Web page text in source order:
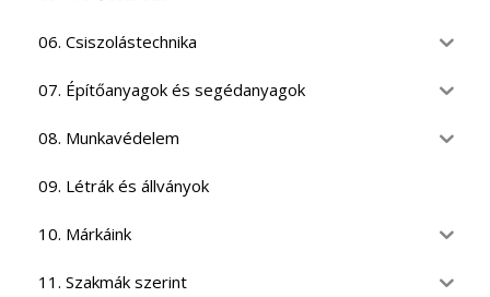
06. Csiszolástechnika
07. Építőanyagok és segédanyagok
08. Munkavédelem
09. Létrák és állványok
10. Márkáink
11. Szakmák szerint